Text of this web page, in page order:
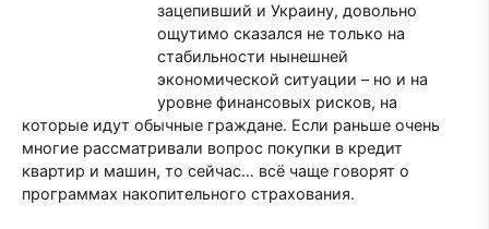
зацепивший и Украину, довольно
ощутимо сказался не только на
стабильности нынешней
экономической ситуации – но и на
уровне финансовых рисков, на
которые идут обычные граждане. Если раньше очень
многие рассматривали вопрос покупки в кредит
квартир и машин, то сейчас… всё чаще говорят о
программах накопительного страхования.